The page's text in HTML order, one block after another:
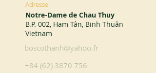
Adresse
Notre-Dame de Chau Thuy
B.P. 002, Ham Tân, Binh Thuân
Vietnam
boscothanh@yahoo.fr
+84 (62) 3870 756